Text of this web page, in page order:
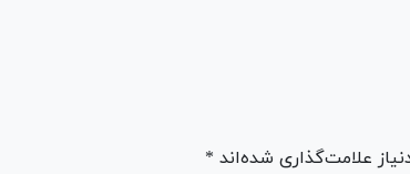
علامت‌گذاری شده‌اند *